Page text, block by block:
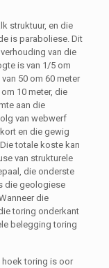
struktuur, en die
is paraboliese. Dit
van die
is van 1/5 om
50 om 60 meter
10 meter, die
aan die
van webwerf
en die gewig
totale koste kan
van strukturele
die onderste
die geologiese
die
toring onderkant
belegging toring
hoek toring is oor